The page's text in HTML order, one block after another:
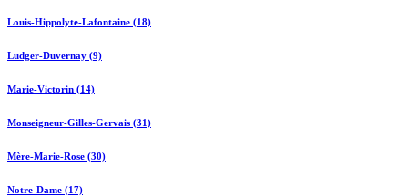
Louis-Hippolyte-Lafontaine (18)
Ludger-Duvernay (9)
Marie-Victorin (14)
Monseigneur-Gilles-Gervais (31)
Mère-Marie-Rose (30)
Notre-Dame (17)